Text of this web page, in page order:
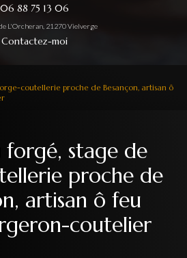
06 88 75 13 06
L'Orcheran, 21270 Vielverge
Contactez-moi
coutellerie proche de Besançon, artisan ô
forgé, stage de
proche de
artisan ô feu
coutelier